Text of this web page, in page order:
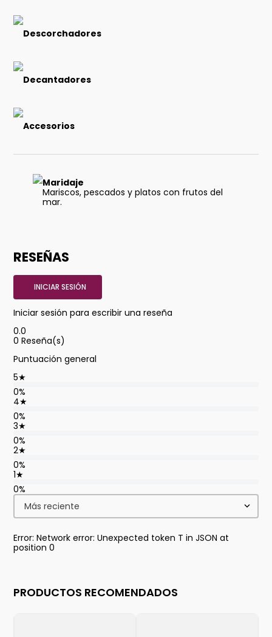
Descorchadores
Decantadores
Accesorios
Maridaje
Mariscos, pescados y platos con frutos del
mar.
RESEÑAS
INICIAR SESIÓN
Iniciar sesión para escribir una reseña
0.0
0 Reseña(s)
Puntuación general
5★
0%
4★
0%
3★
0%
2★
0%
1★
0%
Más reciente
Error: Network error: Unexpected token T in JSON at
position 0
PRODUCTOS RECOMENDADOS